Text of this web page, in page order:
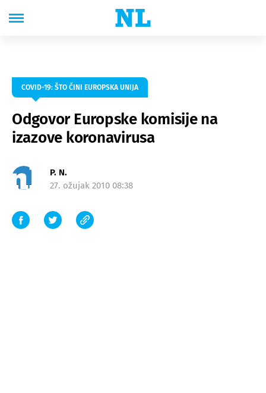
COVID-19: ŠTO ČINI EUROPSKA UNIJA
Odgovor Europske komisije na
izazove koronavirusa
P. N.
27. ožujak 2010 08:38